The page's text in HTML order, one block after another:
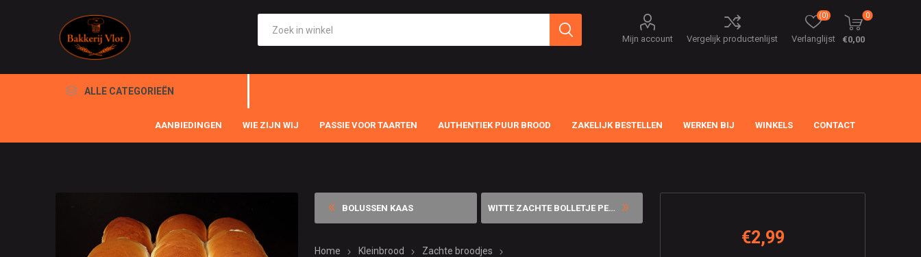
Mijn account Vergelijk productenlijst Verlanglijst
(0) 0
€0,00
ALLE CATEGORIEËN
AANBIEDINGEN WIE ZIJN WIJ PASSIE VOOR TAARTEN AUTHENTIEK PUUR BROOD ZAKELIJK BESTELLEN WERKEN BIJ WINKELS CONTACT
BOLUSSEN KAAS WITTE ZACHTE BOLLETJE PER 6...
Home Kleinbrood
Zachte broodjes
€2,99